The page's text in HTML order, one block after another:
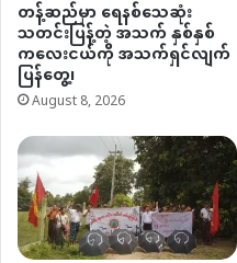
တန့်ဆည်မှာ ရေနစ်သေဆုံး
သတင်းပြန့်တဲ့ အသက် နှစ်နှစ်
ကလေးငယ်ကို အသက်ရှင်လျက်
ပြန်တွေ့၊
August 8, 2026